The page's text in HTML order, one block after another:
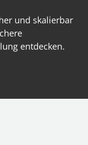
und skalierbar
entdecken.